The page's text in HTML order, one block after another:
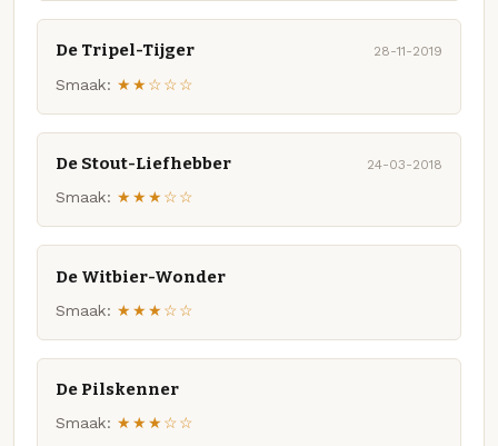
De Tripel-Tijger 28-11-2019
Smaak: ★★☆☆☆
De Stout-Liefhebber 24-03-2018
Smaak: ★★★☆☆
De Witbier-Wonder
Smaak: ★★★☆☆
De Pilskenner
Smaak: ★★★☆☆